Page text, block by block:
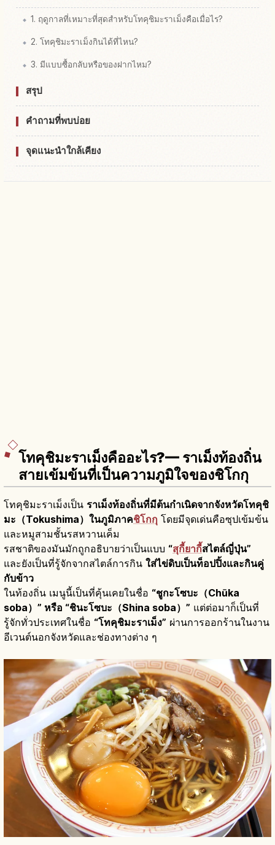
1. ฤดูกาลที่เหมาะที่สุดสำหรับโทคุชิมะราเม็งคือเมื่อไร?
2. โทคุชิมะราเม็งกินได้ที่ไหน?
3. มีแบบซื้อกลับหรือของฝากไหม?
สรุป
คำถามที่พบบ่อย
จุดแนะนำใกล้เคียง
โทคุชิมะราเม็งคืออะไร?— ราเม็งท้องถิ่น
สายเข้มข้นที่เป็นความภูมิใจของชิโกกุ
โทคุชิมะราเม็งเป็น ราเม็งท้องถิ่นที่มีต้นกำเนิดจากจังหวัดโทคุชิ
มะ（Tokushima）ในภูมิภาคชิโกกุ โดยมีจุดเด่นคือซุปเข้มข้น
และหมูสามชั้นรสหวานเค็ม
รสชาติของมันมักถูกอธิบายว่าเป็นแบบ “สุกี้ยากี้สไตล์ญี่ปุ่น”
และยังเป็นที่รู้จักจากสไตล์การกิน ใส่ไข่ดิบเป็นท็อปปิ้งและกินคู่
กับข้าว
ในท้องถิ่น เมนูนี้เป็นที่คุ้นเคยในชื่อ “ชูกะโซบะ（Chūka
soba）” หรือ “ชินะโซบะ（Shina soba）” แต่ต่อมาก็เป็นที่
รู้จักทั่วประเทศในชื่อ “โทคุชิมะราเม็ง” ผ่านการออกร้านในงาน
อีเวนต์นอกจังหวัดและช่องทางต่าง ๆ